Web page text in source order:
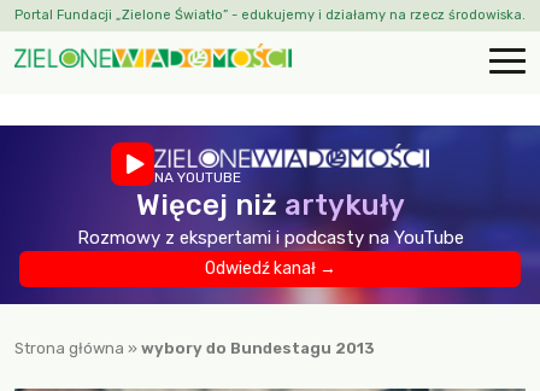
Portal Fundacji „Zielone Światło” - edukujemy i działamy na rzecz środowiska.
NA YOUTUBE
Więcej niż artykuły
Rozmowy z ekspertami i podcasty na YouTube
Odwiedź kanał →
Strona główna » wybory do Bundestagu 2013